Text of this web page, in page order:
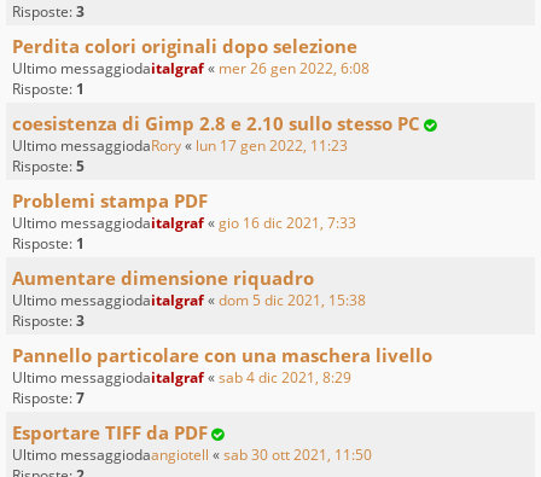
Risposte:3
Perdita colori originali dopo selezione
Ultimo messaggiodaitalgraf« mer 26 gen 2022, 6:08
Risposte: 1
coesistenza di Gimp 2.8 e 2.10 sullo stesso PC
Ultimo messaggiodaRory« lun 17 gen 2022, 11:23
Risposte:5
Problemi stampa PDF
Ultimo messaggiodaitalgraf«gio 16 dic 2021, 7:33
Risposte: 1
Aumentare dimensione riquadro
Ultimo messaggiodaitalgraf«dom 5 dic 2021, 15:38
Risposte:3
Pannello particolare con una maschera livello
Ultimo messaggiodaitalgraf«sab 4 dic 2021, 8:29
Risposte:7
Esportare TIFF da PDF
Ultimo messaggiodaangiotell «sab 30 ott 2021, 11:50